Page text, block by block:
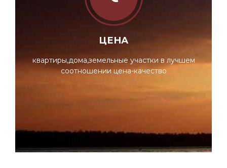
ЦЕНА
квартиры,дома,земельные участки в лучшем
соотношении цена-качество